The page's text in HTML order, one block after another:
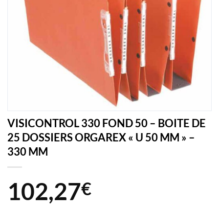
VISICONTROL 330 FOND 50 – BOITE DE
25 DOSSIERS ORGAREX « U 50 MM » –
330 MM
102,27€